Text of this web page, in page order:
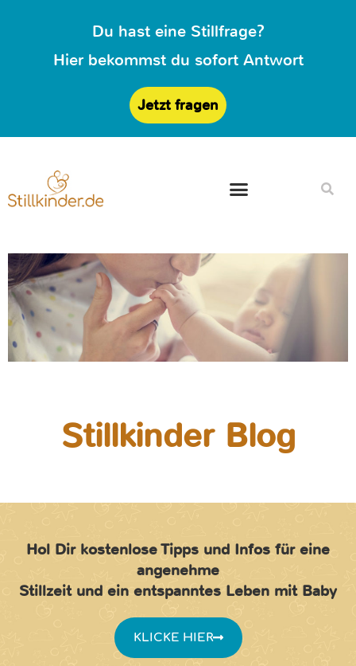
Du hast eine Stillfrage?
Hier bekommst du sofort Antwort
Jetzt fragen
Stillkinder Blog
Hol Dir kostenlose Tipps und Infos für eine
angenehme
Stillzeit und ein entspanntes Leben mit Baby
KLICKE HIER